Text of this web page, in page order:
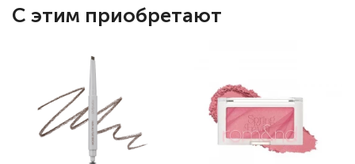
С этим приобретают